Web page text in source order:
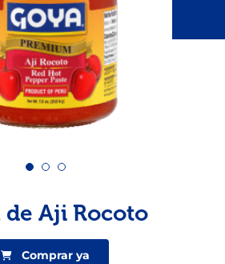
de Aji Rocoto
Comprar ya